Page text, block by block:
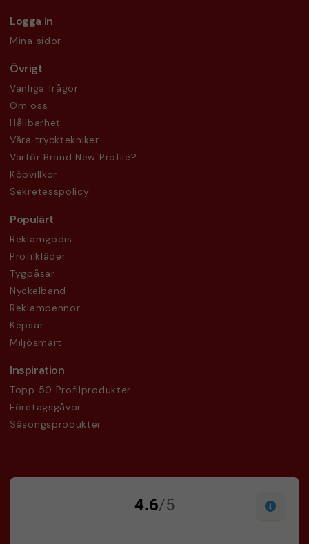
Logga in
Mina sidor
Övrigt
Vanliga frågor
Om oss
Hållbarhet
Våra trycktekniker
Varför Brand New Profile?
Köpvillkor
Sekretesspolicy
Populärt
Reklamgodis
Profilkläder
Tygpåsar
Nyckelband
Reklampennor
Kepsar
Miljösmart
Inspiration
Topp 50 Profilprodukter
Företagsgåvor
Säsongsprodukter